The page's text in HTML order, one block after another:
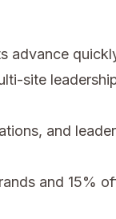
advance
site
and
and 15%